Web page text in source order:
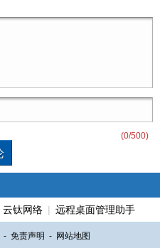
(0/500)
云钛网络 | 远程桌面管理助手
- 免责声明 - 网站地图